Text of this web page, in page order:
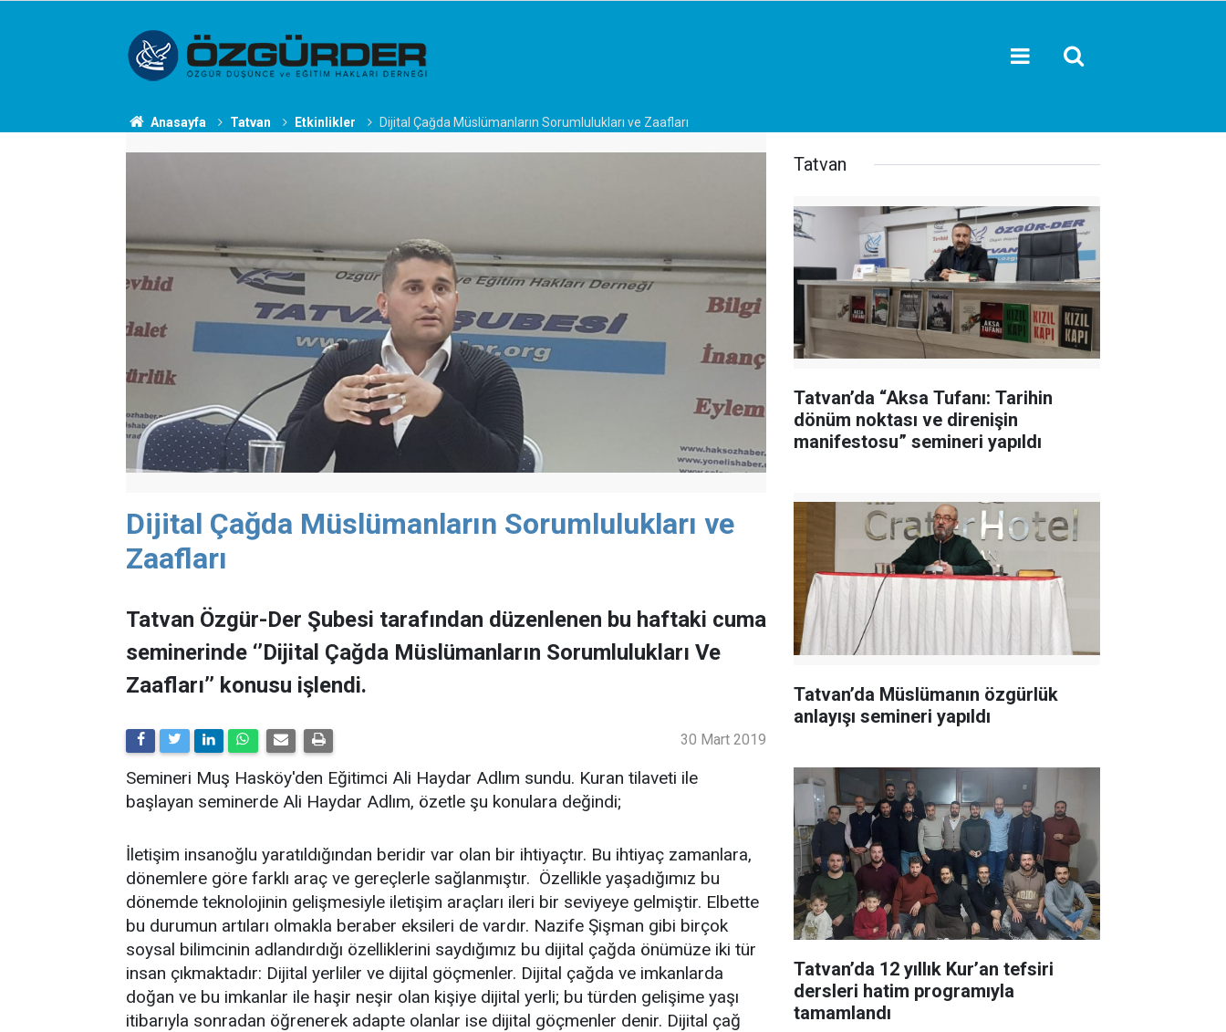
Anasayfa Tatvan Etkinlikler Dijital Çağda Müslümanların Sorumlulukları ve Zaafları
Dijital Çağda Müslümanların Sorumlulukları ve
Zaafları
Tatvan Özgür-Der Şubesi tarafından düzenlenen bu haftaki cuma
seminerinde ‘’Dijital Çağda Müslümanların Sorumlulukları Ve
Zaafları’’ konusu işlendi.
30 Mart 2019
Semineri Muş Hasköy'den Eğitimci Ali Haydar Adlım sundu. Kuran tilaveti ile
başlayan seminerde Ali Haydar Adlım, özetle şu konulara değindi;
İletişim insanoğlu yaratıldığından beridir var olan bir ihtiyaçtır. Bu ihtiyaç zamanlara,
dönemlere göre farklı araç ve gereçlerle sağlanmıştır. Özellikle yaşadığımız bu
dönemde teknolojinin gelişmesiyle iletişim araçları ileri bir seviyeye gelmiştir. Elbette
bu durumun artıları olmakla beraber eksileri de vardır. Nazife Şişman gibi birçok
soysal bilimcinin adlandırdığı özelliklerini saydığımız bu dijital çağda önümüze iki tür
insan çıkmaktadır: Dijital yerliler ve dijital göçmenler. Dijital çağda ve imkanlarda
doğan ve bu imkanlar ile haşir neşir olan kişiye dijital yerli; bu türden gelişime yaşı
itibarıyla sonradan öğrenerek adapte olanlar ise dijital göçmenler denir. Dijital çağ
Tatvan
Tatvan’da “Aksa Tufanı: Tarihin
dönüm noktası ve direnişin
manifestosu” semineri yapıldı
Tatvan’da Müslümanın özgürlük
anlayışı semineri yapıldı
Tatvan’da 12 yıllık Kur’an tefsiri
dersleri hatim programıyla
tamamlandı